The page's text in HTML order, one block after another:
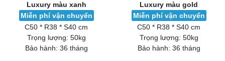
Luxury màu xanh
Miễn phí vận chuyển
C50 * R38 * S40 cm
Trọng lượng: 50kg
Bảo hành: 36 tháng
Luxury màu gold
Miễn phí vận chuyển
C50 * R38 * S40 cm
Trọng lượng: 50kg
Bảo hành: 36 tháng